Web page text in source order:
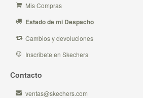
Mis Compras
Estado de mi Despacho
Cambios y devoluciones
Inscribete en Skechers
Contacto
ventas@skechers.com